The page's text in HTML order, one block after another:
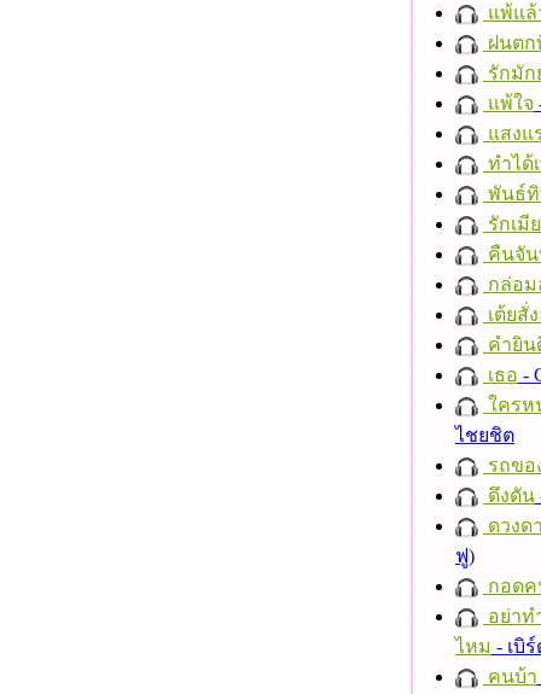
แพ้แล้
ฝนตก
รักมัก
แพ้ใจ
แสงแ
ทำได้
พันธ์
รักเมี
คืนจั
กล่อม
เต้ยสั่
คำยิน
เธอ -
ใครห
ไชยชิต
รถขอ
ดึงดัน
ดวงด
ฟู)
กอดค
อย่าท
ไหม - เบิ
คนบ้า